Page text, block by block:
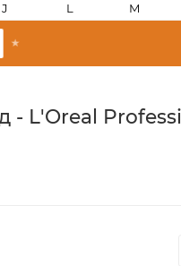
J L M
- L'Oreal